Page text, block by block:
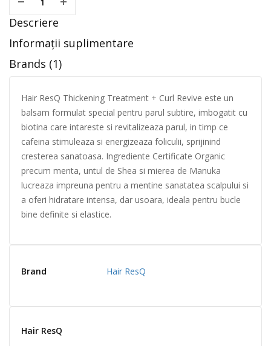
Descriere
Informații suplimentare
Brands (1)
Hair ResQ Thickening Treatment + Curl Revive este un
balsam formulat special pentru parul subtire, imbogatit cu
biotina care intareste si revitalizeaza parul, in timp ce
cafeina stimuleaza si energizeaza foliculii, sprijinind
cresterea sanatoasa. Ingrediente Certificate Organic
precum menta, untul de Shea si mierea de Manuka
lucreaza impreuna pentru a mentine sanatatea scalpului si
a oferi hidratare intensa, dar usoara, ideala pentru bucle
bine definite si elastice.
Brand Hair ResQ
Hair ResQ